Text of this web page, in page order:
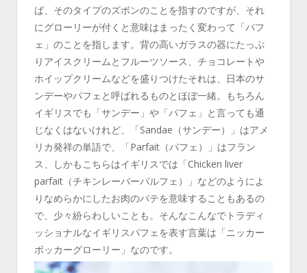
ば、そのタイプのズボンのことを指すのですが、それ
にグローリーが付くと意味はまったく変わって「パフ
ェ」のことを指します。背の高いガラスの器にたっぷ
りアイスクリームとフルーツソース、チョコレートや
ホイップクリームなどを盛りつけたそれは、日本のサ
ンデーやパフェと呼ばれるものとほぼ一緒。もちろん
イギリスでも「サンデー」や「パフェ」と言っても通
じなくはないけれど、「Sandae（サンデー）」はアメ
リカ発祥の単語で、「Parfait（パフェ）」はフラン
ス、しかもこちらはイギリスでは「Chicken liver
parfait（チキンレーバーパルフェ）」などのようによ
りなめらかにしたお肉のパテを意味することもあるの
で、少々紛らわしいことも。そんなこんなでトラディ
ッショナルなイギリスパフェを表す言葉は「ニッカー
ボッカーグローリー」なのです。